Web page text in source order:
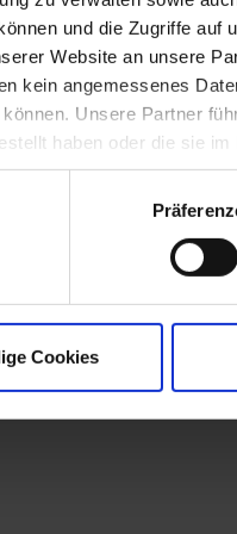
und die Zugriffe
Website an unsere
kein angemessenes
Unsere Partner
haben oder die sie
Cookies
College of Art and
of Art und wechselt 1973
des Beaux-Arts in Metz
Düsseldorf
Holz und Stein, den Stoffen
wurde: Kunststoff in allen